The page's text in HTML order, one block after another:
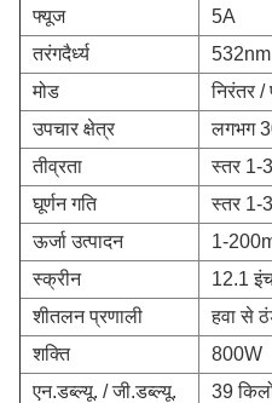
फ्यूज
5A
तरंगदैर्ध्य
532nm
मोड
निरंतर /
उपचार क्षेत्र
लगभग
तीव्रता
स्तर 1-
घूर्णन गति
स्तर 1-
ऊर्जा उत्पादन
1-
स्क्रीन
12.1
शीतलन प्रणाली
हवा से
शक्ति
800W
एन.डब्ल्यू. / जी.डब्ल्यू.
39